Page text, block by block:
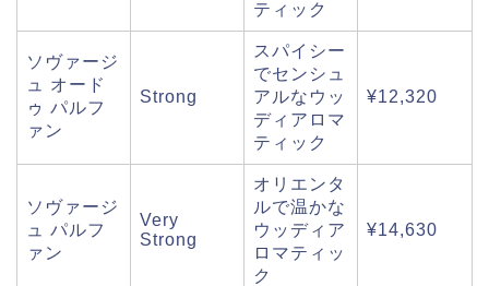
ティック
ソヴァージ
ュ オード
ゥ パルフ
ァン
Strong
スパイシー
でセンシュ
アルなウッ
ディアロマ
ティック
¥12,320
ソヴァージ
ュ パルフ
ァン
Very
Strong
オリエンタ
ルで温かな
ウッディア
ロマティッ
ク
¥14,630